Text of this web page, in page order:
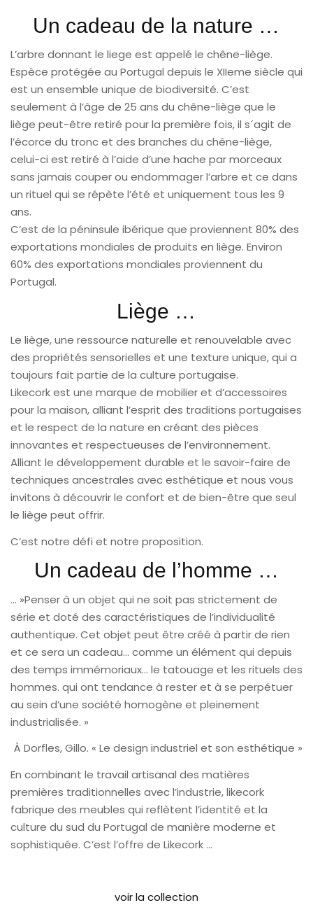
Un cadeau de la nature …
L’arbre donnant le liege est appelé le chêne-liège.
Espèce protégée au Portugal depuis le XIIeme siècle qui
est un ensemble unique de biodiversité. C’est
seulement à l’âge de 25 ans du chêne-liège que le
liège peut-être retiré pour la première fois, il s´agit de
l’écorce du tronc et des branches du chêne-liège,
celui-ci est retiré à l’aide d’une hache par morceaux
sans jamais couper ou endommager l’arbre et ce dans
un rituel qui se répète l’été et uniquement tous les 9
ans.
C’est de la péninsule ibérique que proviennent 80% des
exportations mondiales de produits en liège. Environ
60% des exportations mondiales proviennent du
Portugal.
Liège …
Le liège, une ressource naturelle et renouvelable avec
des propriétés sensorielles et une texture unique, qui a
toujours fait partie de la culture portugaise.
Likecork est une marque de mobilier et d’accessoires
pour la maison, alliant l’esprit des traditions portugaises
et le respect de la nature en créant des pièces
innovantes et respectueuses de l’environnement.
Alliant le développement durable et le savoir-faire de
techniques ancestrales avec esthétique et nous vous
invitons à découvrir le confort et de bien-être que seul
le liège peut offrir.
C’est notre défi et notre proposition.
Un cadeau de l’homme …
… »Penser à un objet qui ne soit pas strictement de
série et doté des caractéristiques de l’individualité
authentique. Cet objet peut être créé à partir de rien
et ce sera un cadeau… comme un élément qui depuis
des temps immémoriaux… le tatouage et les rituels des
hommes. qui ont tendance à rester et à se perpétuer
au sein d’une société homogène et pleinement
industrialisée. »
À Dorfles, Gillo. « Le design industriel et son esthétique »
En combinant le travail artisanal des matières
premières traditionnelles avec l’industrie, likecork
fabrique des meubles qui reflètent l’identité et la
culture du sud du Portugal de manière moderne et
sophistiquée. C’est l’offre de Likecork …
voir la collection